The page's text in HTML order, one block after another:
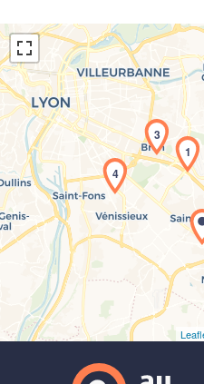
Chargement
1
3
4